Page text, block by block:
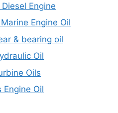
Engine
Engine Oil
& bearing oil
Oil
Oils
Engine Oil